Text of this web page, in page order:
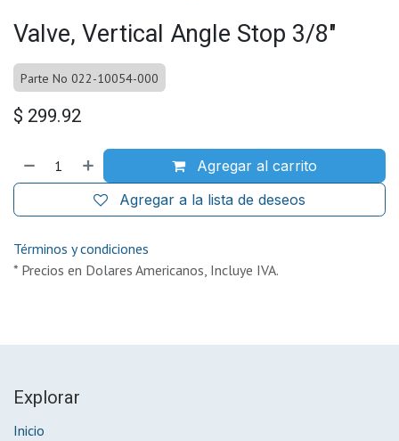
Valve, Vertical Angle Stop 3/8"
Parte No 022-10054-000
$ 299.92
Agregar al carrito
Agregar a la lista de deseos
Términos y condiciones
* Precios en Dolares Americanos, Incluye IVA.
Explorar
Inicio